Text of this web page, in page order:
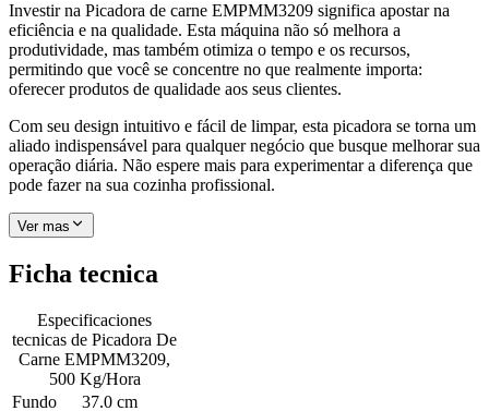
Investir na Picadora de carne EMPMM3209 significa apostar na
eficiência e na qualidade. Esta máquina não só melhora a
produtividade, mas também otimiza o tempo e os recursos,
permitindo que você se concentre no que realmente importa:
oferecer produtos de qualidade aos seus clientes.
Com seu design intuitivo e fácil de limpar, esta picadora se torna um
aliado indispensável para qualquer negócio que busque melhorar sua
operação diária. Não espere mais para experimentar a diferença que
pode fazer na sua cozinha profissional.
Ver mas
Ficha tecnica
Especificaciones
tecnicas de Picadora De
Carne EMPMM3209,
500 Kg/Hora
Fundo
37.0 cm